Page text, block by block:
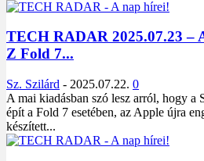
TECH RADAR 2025.07.23 –
Z Fold 7...
Sz. Szilárd - 2025.07.22. 0
A mai kiadásban szó lesz arról, hogy a
épít a Fold 7 esetében, az Apple újra
készített...